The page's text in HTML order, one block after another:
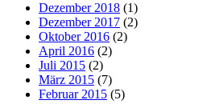
Dezember 2018 (1)
Dezember 2017 (2)
Oktober 2016 (2)
April 2016 (2)
Juli 2015 (2)
März 2015 (7)
Februar 2015 (5)